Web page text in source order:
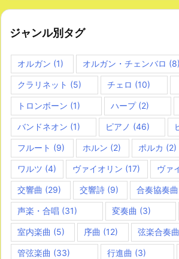
ジャンル別タグ
オルガン (1) オルガン・チェンバロ (8)
クラリネット (5) チェロ (10)
トロンボーン (1) ハープ(2)
バンドネオン (1) ピアノ (46)
フルート (9) ホルン (2) ポルカ (2)
ワルツ (4) ヴァイオリン (17) ヴァ
交響曲 (29) 交響詩(9) 合奏協奏曲
声楽・合唱 (31) 変奏曲 (3)
室内楽曲 (5) 序曲 (12) 弦楽合奏曲
管弦楽曲 (33) 行進曲 (3)